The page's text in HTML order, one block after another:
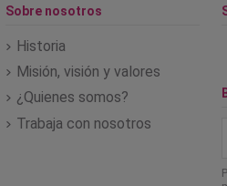
Sobre nosotros
Historia
Misión, visión y valores
¿Quienes somos?
Trabaja con nosotros